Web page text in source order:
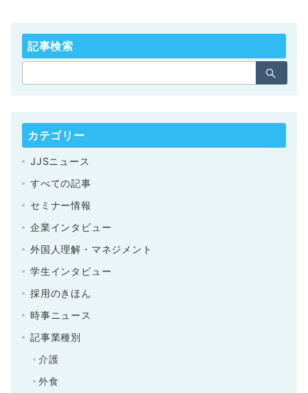
記事検索
カテゴリー
JJSニュース
すべての記事
セミナー情報
企業インタビュー
外国人理解・マネジメント
学生インタビュー
採用のきほん
時事ニュース
記事業種別
介護
外食